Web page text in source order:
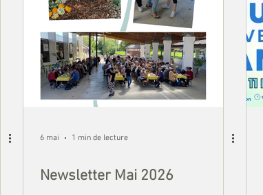
6 mai 1 min de lecture
Newsletter Mai 2026